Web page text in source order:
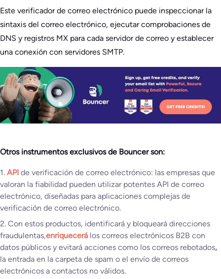
Este verificador de correo electrónico puede inspeccionar la
sintaxis del correo electrónico, ejecutar comprobaciones de
DNS y registros MX para cada servidor de correo y establecer
una conexión con servidores SMTP.
Otros instrumentos exclusivos de Bouncer son:
1. API de verificación de correo electrónico: las empresas que
valoran la fiabilidad pueden utilizar potentes API de correo
electrónico, diseñadas para aplicaciones complejas de
verificación de correo electrónico.
2. Con estos productos, identificará y bloqueará direcciones
fraudulentas,enriquecerá los correos electrónicos B2B con
datos públicos y evitará acciones como los correos rebotados,
la entrada en la carpeta de spam o el envío de correos
electrónicos a contactos no válidos.